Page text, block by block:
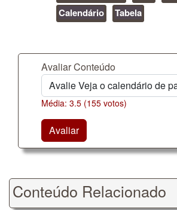
Calendário
Tabela
Avaliar Conteúdo
Média: 3.5 (155 votos)
Avaliar
Conteúdo Relacionado